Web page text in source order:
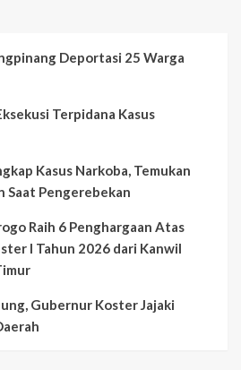
Deportasi 25 Warga
Terpidana Kasus
Kasus Narkoba, Temukan
Saat Pengerebekan
Raih 6 Penghargaan Atas
I Tahun 2026 dari Kanwil
Gubernur Koster Jajaki